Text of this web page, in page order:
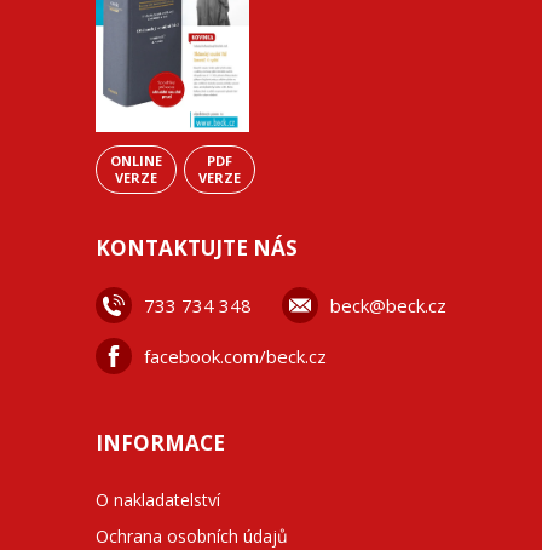
ONLINE
VERZE
PDF
VERZE
KONTAKTUJTE NÁS
733 734 348 beck@beck.cz
facebook.com/beck.cz
INFORMACE
O nakladatelství
Ochrana osobních údajů